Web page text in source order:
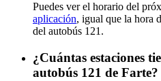
Puedes ver el horario del
aplicación, igual que la hora
del autobús 121.
¿Cuántas estaciones
autobús 121 de Farte?